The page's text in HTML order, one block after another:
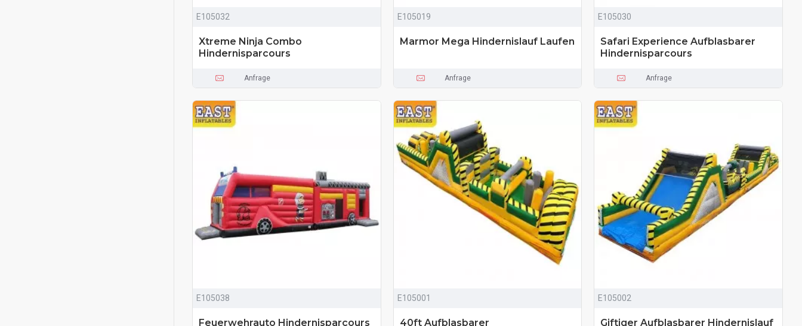
E105032
Xtreme Ninja Combo
Hindernisparcours
Anfrage
E105019
Marmor Mega Hindernislauf Laufen
Anfrage
E105030
Safari Experience Aufblasbarer
Hindernisparcours
Anfrage
E105038
Feuerwehrauto Hindernisparcours
E105001
40ft Aufblasbarer
E105002
Giftiger Aufblasbarer Hindernislauf